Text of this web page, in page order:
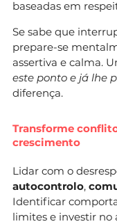
baseadas em
Se sabe que
prepare-se
assertiva e calma.
este ponto e já lhe
diferença.
Transforme
crescimento
Lidar com o
autocontrolo,
Identificar
limites e investir no